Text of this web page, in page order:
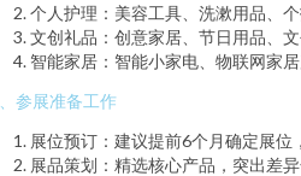
个人护理：美容工具、洗漱用品、
文创礼品：创意家居、节日用品、
智能家居：智能小家电、物联网家
参展准备工作
展位预订：建议提前6个月确定展位
展品策划：精选核心产品，突出差